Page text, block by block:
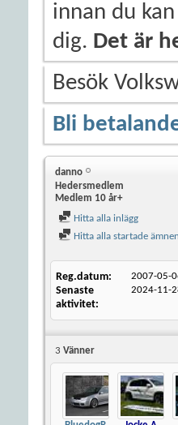
innan du
dig. Det är
Besök
Bli
danno
Hedersmedlem
Medlem 10 år+
Hitta alla inlägg
Hitta alla startade ämnen
Reg.datum 2007-05-
Senaste
aktivitet
2024-11-
3 Vänner